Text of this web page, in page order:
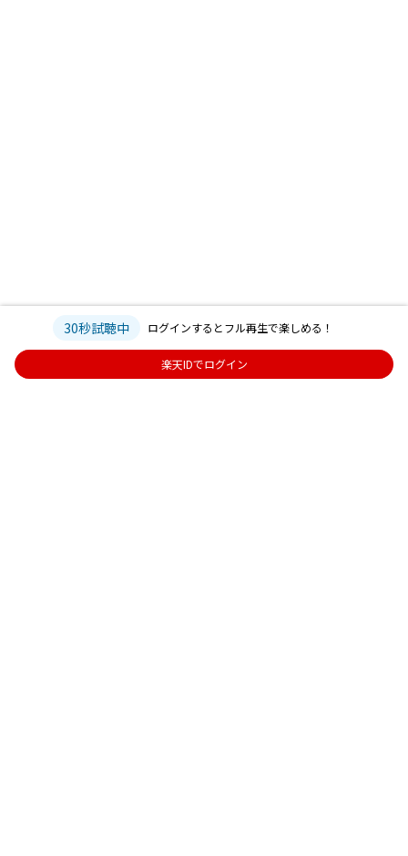
30秒試聴中 ログインするとフル再生で楽しめる！
楽天IDでログイン